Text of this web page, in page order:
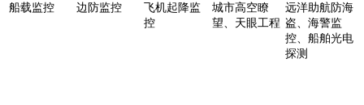
船载监控 边防监控
飞机起降监
控
城市高空瞭
望、天眼工程
远洋助航防海
盗、海警监
控、 船舶光电
探测